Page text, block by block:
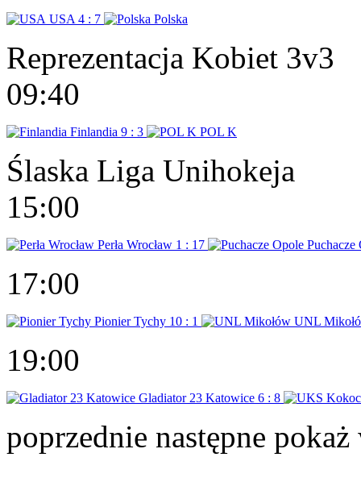
USA 4 : 7 Polska
Reprezentacja Kobiet 3v3
09:40
Finlandia 9 : 3 POL K
Ślaska Liga Unihokeja
15:00
Perła Wrocław 1 : 17 Puchacze
17:00
Pionier Tychy 10 : 1 UNL
19:00
Gladiator 23 Katowice 6 : 8
poprzednie następne pokaż